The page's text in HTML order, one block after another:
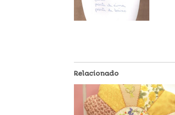
Relacionado